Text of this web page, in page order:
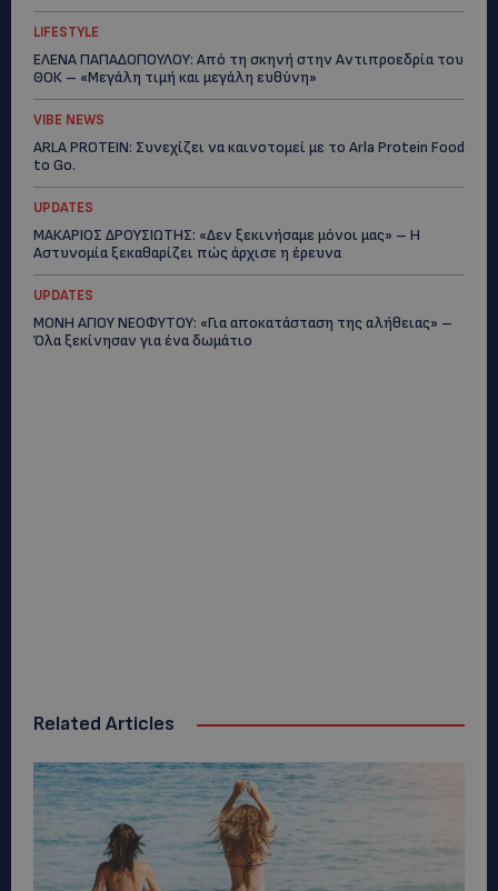
LIFESTYLE
ΕΛΕΝΑ ΠΑΠΑΔΟΠΟΥΛΟΥ: Από τη σκηνή στην Αντιπροεδρία του
ΘΟΚ – «Μεγάλη τιμή και μεγάλη ευθύνη»
VIBE NEWS
ARLA PROTEIN: Συνεχίζει να καινοτομεί με το Arla Protein Food
to Go.
UPDATES
ΜΑΚΑΡΙΟΣ ΔΡΟΥΣΙΩΤΗΣ: «Δεν ξεκινήσαμε μόνοι μας» – Η
Αστυνομία ξεκαθαρίζει πώς άρχισε η έρευνα
UPDATES
ΜΟΝΗ ΑΓΙΟΥ ΝΕΟΦΥΤΟΥ: «Για αποκατάσταση της αλήθειας» –
Όλα ξεκίνησαν για ένα δωμάτιο
Related Articles